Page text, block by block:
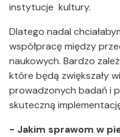
instytucje kultury.
Dlatego nadal
współpracę między
naukowych. Bardzo
które będą zwiększały
prowadzonych badań i
skuteczną
- Jakim sprawom w